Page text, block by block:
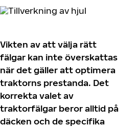
Vikten av att välja rätt
fälgar kan inte överskattas
när det gäller att optimera
traktorns prestanda. Det
korrekta valet av
traktorfälgar beror alltid på
däcken och de specifika